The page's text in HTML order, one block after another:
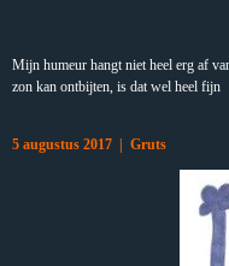
Mijn humeur hangt niet heel erg af
zon kan ontbijten, is dat wel heel fijn
5 augustus 2017 | Gruts